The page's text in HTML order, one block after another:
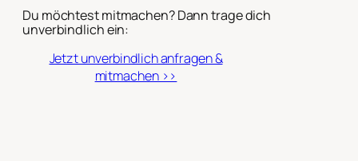
Du möchtest mitmachen? Dann trage dich
unverbindlich ein:
Jetzt unverbindlich anfragen &
mitmachen >>